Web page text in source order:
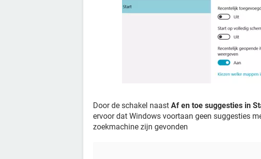
Door de schakel naast Af en toe suggesties in
ervoor dat Windows voortaan geen suggesties
zoekmachine zijn gevonden